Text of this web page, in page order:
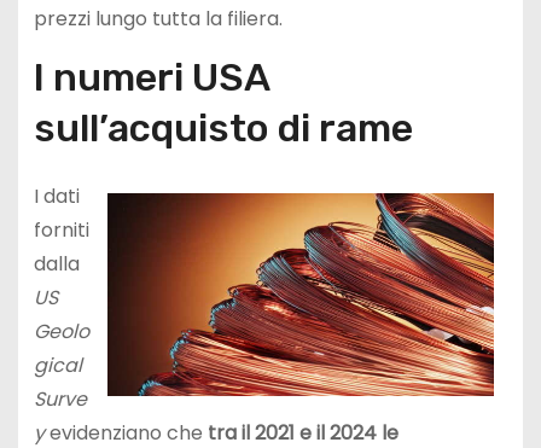
prezzi lungo tutta la filiera.
I numeri USA
sull’acquisto di rame
I dati
forniti
dalla
US
Geolo
gical
Surve
yevidenziano che tra il 2021 e il 2024 le